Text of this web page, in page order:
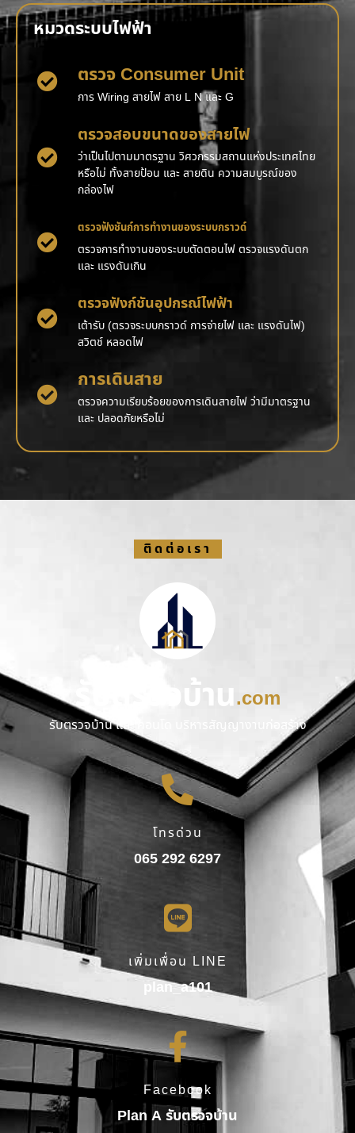
หมวดระบบไฟฟ้า
ตรวจ Consumer Unit
การ Wiring สายไฟ สาย L N และ G
ตรวจสอบขนาดของสายไฟ
ว่าเป็นไปตามมาตรฐาน วิศวกรรมสถานแห่งประเทศไทย
หรือไม่ ทั้งสายป้อน และ สายดิน ความสมบูรณ์ของ
กล่องไฟ
ตรวจฟังชันก์การทำงานของระบบกราวด์
ตรวจการทำงานของระบบตัดตอนไฟ ตรวจแรงดันตก
และ แรงดันเกิน
ตรวจฟังก์ชันอุปกรณ์ไฟฟ้า
เต้ารับ (ตรวจระบบกราวด์ การจ่ายไฟ และ แรงดันไฟ)
สวิตช์ หลอดไฟ
การเดินสาย
ตรวจความเรียบร้อยของการเดินสายไฟ ว่ามีมาตรฐาน
และ ปลอดภัยหรือไม่
ติดต่อเรา
รับตรวจบ้าน.com
รับตรวจบ้าน และ คอนโด บริหารสัญญางานก่อสร้าง
โทรด่วน
065 292 6297
เพิ่มเพื่อน LINE
plan_a101
Facebook
Plan A รับตรวจบ้าน